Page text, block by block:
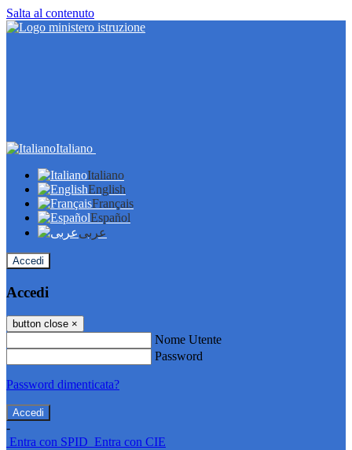
Salta al contenuto
Italiano
Italiano
English
Français
Español
عربى
Accedi
Accedi
button close ×
Nome Utente
Password
Password dimenticata?
-
Entra con SPID Entra con CIE